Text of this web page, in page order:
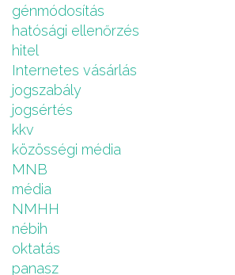
génmódosítás
hatósági ellenőrzés
hitel
Internetes vásárlás
jogszabály
jogsértés
kkv
közösségi média
MNB
média
NMHH
nébih
oktatás
panasz